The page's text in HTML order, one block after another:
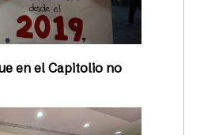
en el Capitolio no